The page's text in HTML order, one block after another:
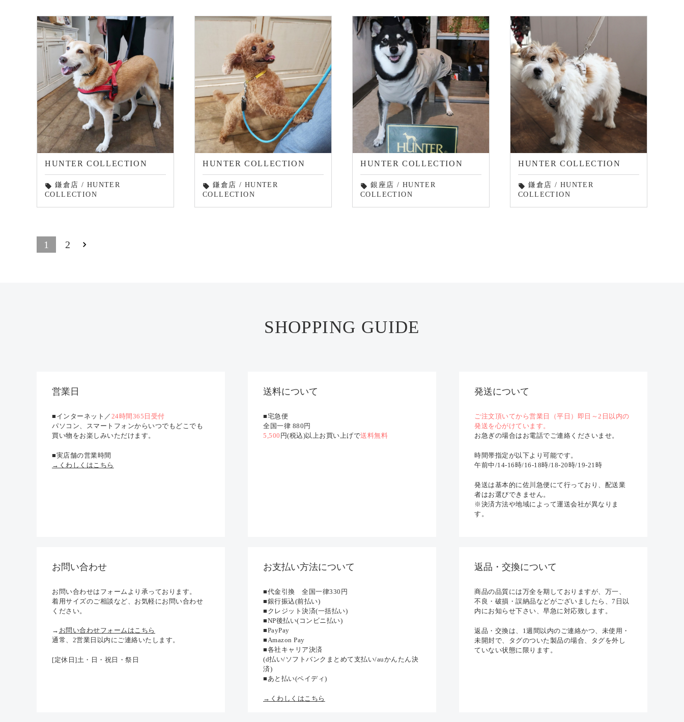
HUNTER COLLECTION
local_offer 鎌倉店 / HUNTER
COLLECTION
HUNTER COLLECTION
local_offer 鎌倉店 / HUNTER
COLLECTION
HUNTER COLLECTION
local_offer 銀座店 / HUNTER
COLLECTION
HUNTER COLLECTION
local_offer 鎌倉店 / HUNTER
COLLECTION
1 2
SHOPPING GUIDE
営業日
■インターネット／ 24時間365日受付
パソコン、スマートフォンからいつでもどこでも
買い物をお楽しみいただけます。
■実店舗の営業時間
→くわしくはこちら
送料について
■宅急便
全国一律 880円
5,500 円(税込)以上お買い上げで送料無料
発送について
ご注文頂いてから営業日（平日）即日～2日以内の
発送を心がけています。
お急ぎの場合はお電話でご連絡くださいませ。
時間帯指定が以下より可能です。
午前中/14-16時/16-18時/18-20時/19-21時
発送は基本的に佐川急便にて行っており、配送業
者はお選びできません。
※決済方法や地域によって運送会社が異なりま
す。
お問い合わせ
お問い合わせはフォームより承っております。
着用サイズのご相談など、お気軽にお問い合わせ
ください。
→ お問い合わせフォームはこちら
通常、2営業日以内にご連絡いたします。
[定休日]土・日・祝日・祭日
お支払い方法について
■代金引換 全国一律330円
■銀行振込(前払い)
■クレジット決済(一括払い)
■NP後払い(コンビニ払い)
■PayPay
■Amazon Pay
■各社キャリア決済
(d払い/ソフトバンクまとめて支払い/auかんたん決
済)
■あと払い(ペイディ)
→くわしくはこちら
返品・交換について
商品の品質には万全を期しておりますが、万一、
不良・破損・誤納品などがございましたら、7日以
内にお知らせ下さい、早急に対応致します。
返品・交換は、1週間以内のご連絡かつ、未使用・
未開封で、タグのついた製品の場合、タグを外し
ていない状態に限ります。